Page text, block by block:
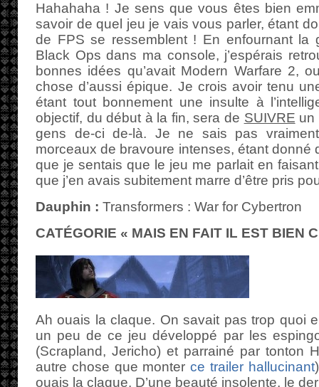
Hahahaha ! Je sens que vous êtes bien
savoir de quel jeu je vais vous parler, étant
de FPS se ressemblent ! En enfournant la
Black Ops dans ma console, j’espérais
bonnes idées qu’avait Modern Warfare 2,
chose d’aussi épique. Je crois avoir tenu
étant tout bonnement une insulte à
objectif, du début à la fin, sera de SUIVRE un
gens de-ci de-là. Je ne sais pas
morceaux de bravoure intenses, étant donné
que je sentais que le jeu me parlait en
que j’en avais subitement marre d’être pris
Dauphin : Transformers : War for Cybertron
CATÉGORIE « MAIS EN FAIT IL EST BIEN
Ah ouais la claque. On savait pas trop quoi
un peu de ce jeu développé par les
(Scrapland, Jericho) et parrainé par tonton
autre chose que monterce trailer hallucinant
ouais la claque. D’une beauté insolente, le